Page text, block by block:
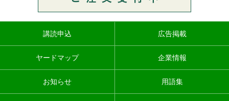
講読申込 広告掲載
ヤードマップ 企業情報
お知らせ 用語集